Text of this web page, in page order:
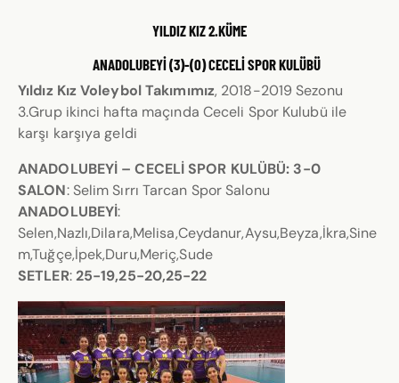
YILDIZ KIZ 2.KÜME
ANADOLUBEYİ (3)-(0) CECELI SPOR KULÜBÜ
Yıldız Kız Voleybol Takımımız, 2018-2019 Sezonu
3.Grup ikinci hafta maçında Ceceli Spor Kulubü ile
karşı karşıya geldi
ANADOLUBEYİ – CECELİ SPOR KULÜBÜ: 3-0
SALON: Selim Sırrı Tarcan Spor Salonu
ANADOLUBEYİ:
Selen,Nazlı,Dilara,Melisa,Ceydanur,Aysu,Beyza,İkra,Sine
m,Tuğçe,İpek,Duru,Meriç,Sude
SETLER:25-19,25-20,25-22